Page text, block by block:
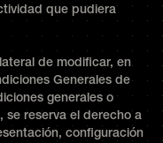
que pudiera
de modificar, en
Generales de
generales o
se reserva el derecho a
configuración